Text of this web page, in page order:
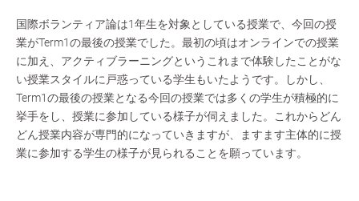
国際ボランティア論は1年生を対象としている授業で、今回の授
業がTerm1の最後の授業でした。最初の頃はオンラインでの授業
に加え、アクティブラーニングというこれまで体験したことがな
い授業スタイルに戸惑っている学生もいたようです。しかし、
Term1の最後の授業となる今回の授業では多くの学生が積極的に
挙手をし、授業に参加している様子が伺えました。これからどん
どん授業内容が専門的になっていきますが、ますます主体的に授
業に参加する学生の様子が見られることを願っています。